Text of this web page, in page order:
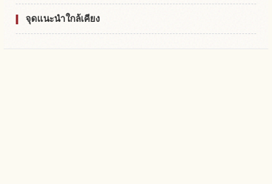
จุดแนะนำใกล้เคียง